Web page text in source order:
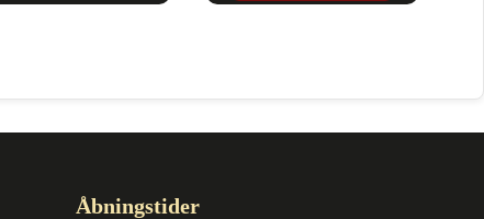
Åbningstider